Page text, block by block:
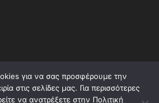
για να σας προσφέρουμε την
στις σελίδες μας. Για περισσότερες
να ανατρέξετε στην Πολιτική